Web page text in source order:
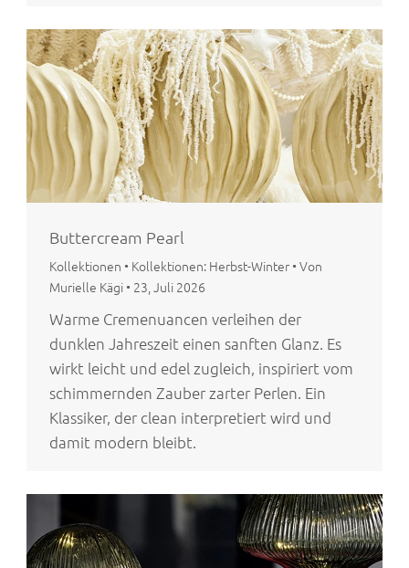
Buttercream Pearl
Kollektionen • Kollektionen: Herbst-Winter •Von
Murielle Kägi • 23, Juli 2026
Warme Cremenuancen verleihen der
dunklen Jahreszeit einen sanften Glanz. Es
wirkt leicht und edel zugleich, inspiriert vom
schimmernden Zauber zarter Perlen. Ein
Klassiker, der clean interpretiert wird und
damit modern bleibt.